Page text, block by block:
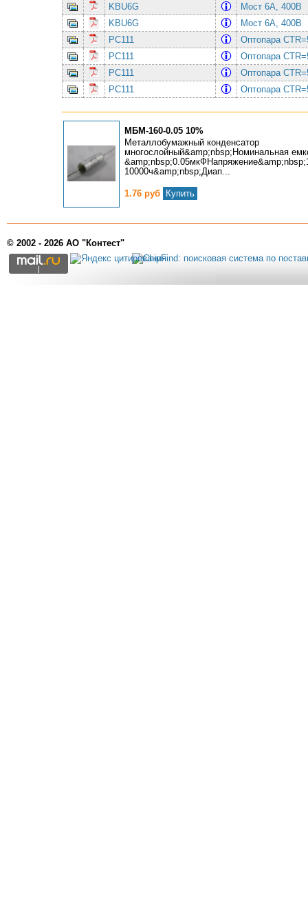
KBU6G
Мост 6А, 400В
KBU6G
Мост 6А, 400В
PC111
Оптопаpа
PC111
Оптопаpа
PC111
Оптопаpа
PC111
Оптопаpа
МБМ-160-0.05 10%
Металлобумажный конденсатор
многослойный&amp;nbsp;Номинальная
10000ч&amp;nbsp;Диап...
1.76 руб Купить
© 2002 - 2026 АО "Контест"